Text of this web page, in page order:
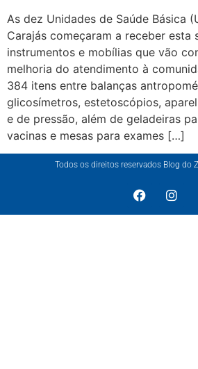
As dez Unidades de Saúde Básica
Carajás começaram a receber esta
instrumentos e mobílias que vão
melhoria do atendimento à
384 itens entre balanças
glicosímetros, estetoscópios,
e de pressão, além de geladeiras
vacinas e mesas para exames […]
Todos os direitos reservados Blog do